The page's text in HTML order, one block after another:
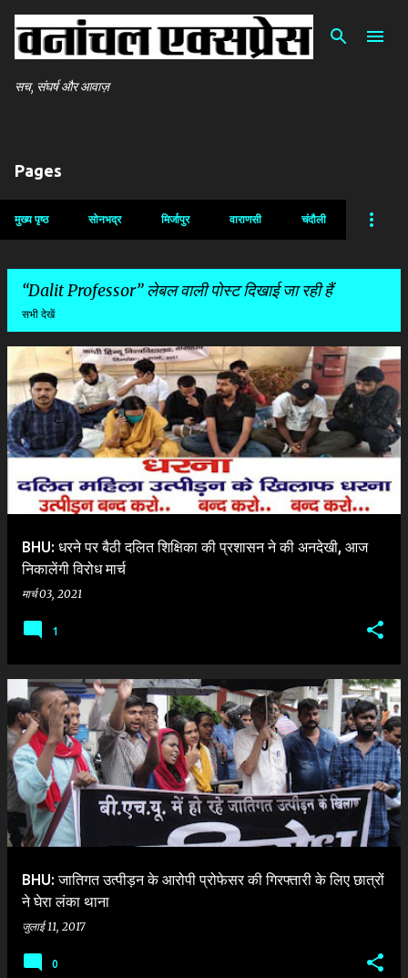
सीधे मुख्य सामग्री पर जाएं
सच, संघर्ष और आवाज़
Pages
मुख्य पृष्ठ सोनभद्र मिर्जापुर वाराणसी चंदौली
Dalit Professor लेबल वाली पोस्ट दिखाई जा रही हैं
सभी देखें
सं
दे
श
BHU: धरने पर बैठी दलित शिक्षिका की प्रशासन ने की अनदेखी, आज
निकालेंगी विरोध मार्च
मार्च 03, 2021
1
BHU: जातिगत उत्पीड़न के आरोपी प्रोफेसर की गिरफ्तारी के लिए छात्रों
ने घेरा लंका थाना
जुलाई 11, 2017
0